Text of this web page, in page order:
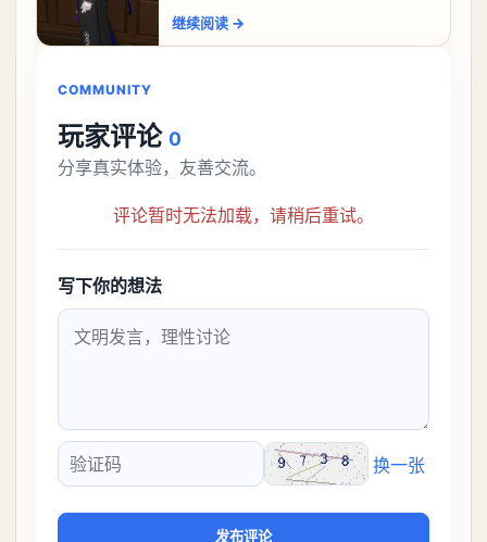
机关枪攻略。异环咖啡机关枪怎么过一、
继续阅读 →
COMMUNITY
玩家评论 0
分享真实体验，友善交流。
评论暂时无法加载，请稍后重试。
写下你的想法
验证码
换一张
发布评论